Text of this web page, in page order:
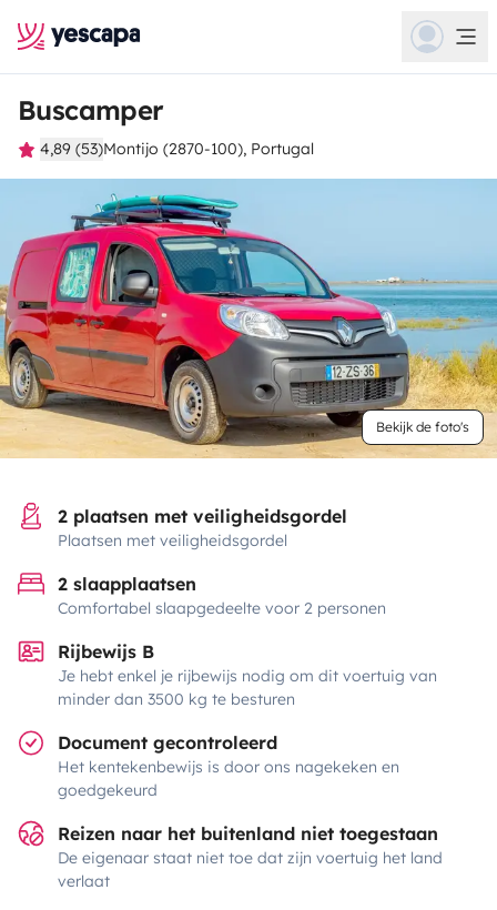
Buscamper
4,89 (53)Montijo (2870-100), Portugal
Bekijk de foto's
2 plaatsen met veiligheidsgordel
Plaatsen met veiligheidsgordel
2 slaapplaatsen
Comfortabel slaapgedeelte voor 2 personen
Rijbewijs B
Je hebt enkel je rijbewijs nodig om dit voertuig van
minder dan 3500 kg te besturen
Document gecontroleerd
Het kentekenbewijs is door ons nagekeken en
goedgekeurd
Reizen naar het buitenland niet toegestaan
De eigenaar staat niet toe dat zijn voertuig het land
verlaat